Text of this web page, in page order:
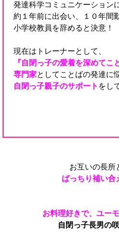
発達科学コミュニケーション
約１年前に出会い、１０年間
小学校教員を辞めると決意！
現在はトレーナーとして、
『自閉っ子の愛着を深めてこ
専門家としてことばの発達に
自閉っ子親子のサポート をし
お互いの長所
ばっちり補い合
お料理好きで、ユー
自閉っ子長男の